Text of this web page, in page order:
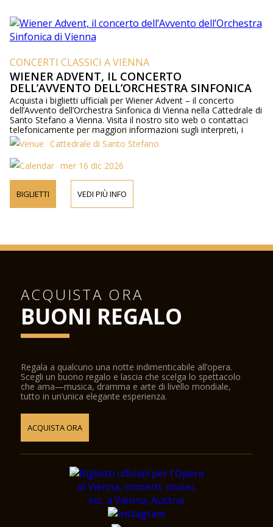
CONCERTI CLASSICI A VIENNA
WIENER ADVENT, IL CONCERTO
DELL’AVVENTO DELL’ORCHESTRA SINFONICA
DI VIENNA
Acquista i biglietti ufficiali per Wiener Advent – il concerto
dell’Avvento dell’Orchestra Sinfonica di Vienna nella Cattedrale di
Santo Stefano a Vienna. Visita il nostro sito web o contattaci
telefonicamente per maggiori informazioni sugli interpreti, i
dettagli del programma e i prezzi dei biglietti.
Cattedrale di Santo Stefano
mer 16 dic 2026
BIGLIETTI VEDI PIÙ INFO
ACQUISTA ORA
BUONI REGALO
Regala a qualcuno una notte indimenticabile all’opera.
Scegli un buono regalo e lascia che scelga lo spettacolo
che ama—musica, dramma e arte di livello mondiale,
tutto in un’unica elegante esperienza.
ACQUISTA ORA